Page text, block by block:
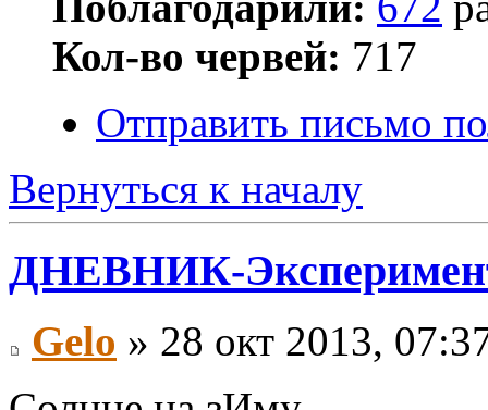
Кол-во червей: 717
Отправить письмо
Вернуться к началу
ДНЕВНИК-
Gelo » 28 окт 2013,